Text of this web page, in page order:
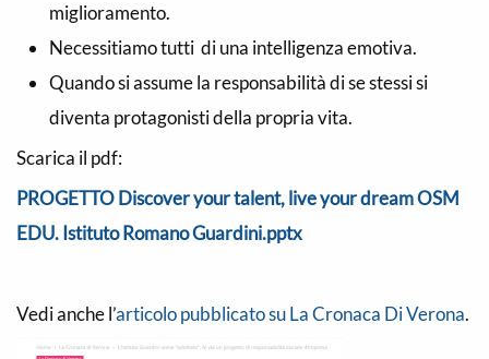
miglioramento.
Necessitiamo tutti di una intelligenza emotiva.
Quando si assume la responsabilità di se stessi si
diventa protagonisti della propria vita.
Scarica il pdf:
PROGETTO Discover your talent, live your dream OSM
EDU. Istituto Romano Guardini.pptx
Vedi anche l’articolo pubblicato su La Cronaca Di Verona.